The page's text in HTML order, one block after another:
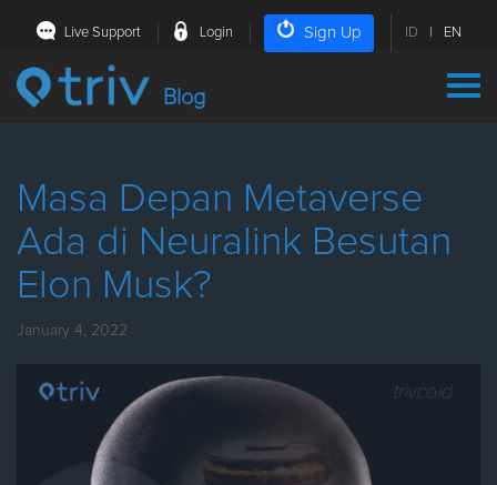
Live Support Login Sign Up ID EN
Blog
Masa Depan Metaverse
Ada di Neuralink Besutan
Elon Musk?
January 4, 2022